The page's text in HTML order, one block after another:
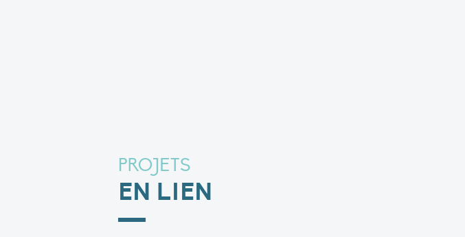
PROJETS
EN LIEN